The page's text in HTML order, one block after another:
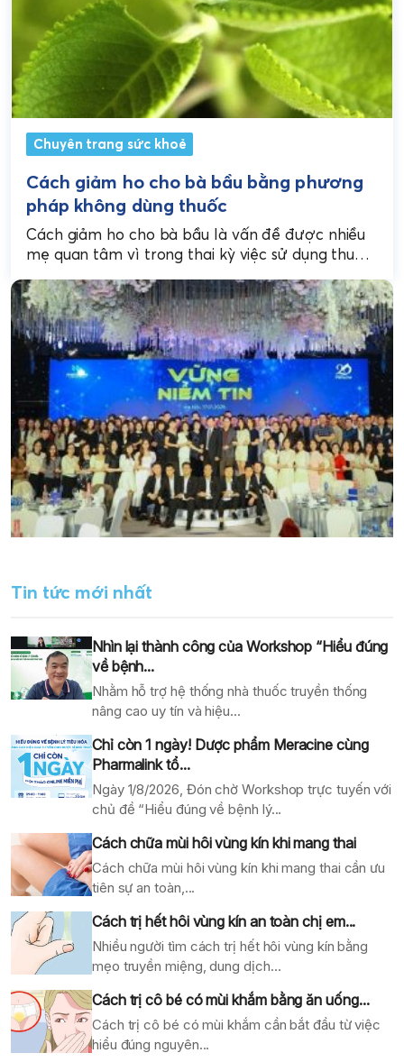
Chuyên trang sức khoẻ
Cách giảm ho cho bà bầu bằng phương
pháp không dùng thuốc
Cách giảm ho cho bà bầu là vấn đề được nhiều
mẹ quan tâm vì trong thai kỳ việc sử dụng thuốc
Tin tức mới nhất
Nhìn lại thành công của Workshop “Hiểu đúng
về bệnh...
Nhằm hỗ trợ hệ thống nhà thuốc truyền thống
nâng cao uy tín và hiệu...
Chỉ còn 1 ngày! Dược phẩm Meracine cùng
Pharmalink tổ...
Ngày 1/8/2026, Đón chờ Workshop trực tuyến với
chủ đề “Hiểu đúng về bệnh lý...
Cách chữa mùi hôi vùng kín khi mang thai
Cách chữa mùi hôi vùng kín khi mang thai cần ưu
tiên sự an toàn,...
Cách trị hết hôi vùng kín an toàn chị em...
Nhiều người tìm cách trị hết hôi vùng kín bằng
mẹo truyền miệng, dung dịch...
Cách trị cô bé có mùi khắm bằng ăn uống...
Cách trị cô bé có mùi khắm cần bắt đầu từ việc
hiểu đúng nguyên...